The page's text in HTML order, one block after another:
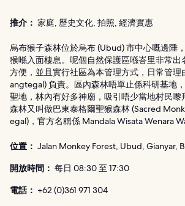
推介： 家庭, 歷史文化, 拍照, 經濟實惠
烏布猴子森林位於烏布 (Ubud) 市中心嘅邊陲
猴喺入面棲息。呢個自然保護區喺峇里非常出
方便，並且實行社區為本管理方式，日常管理
angtegal) 負責。區內森林唔單止係科研基地
聖地，林內有好多神廟，吸引唔少當地村民嚟
森林又叫做巴東泰格爾聖猴森林 (Sacred
egal)，官方名稱係 Mandala Wisata Wenara
位置： Jalan Monkey Forest, Ubud, Gianyar,
開放時間： 每日 08:30 至 17:30
電話： +62 (0)361 971 304